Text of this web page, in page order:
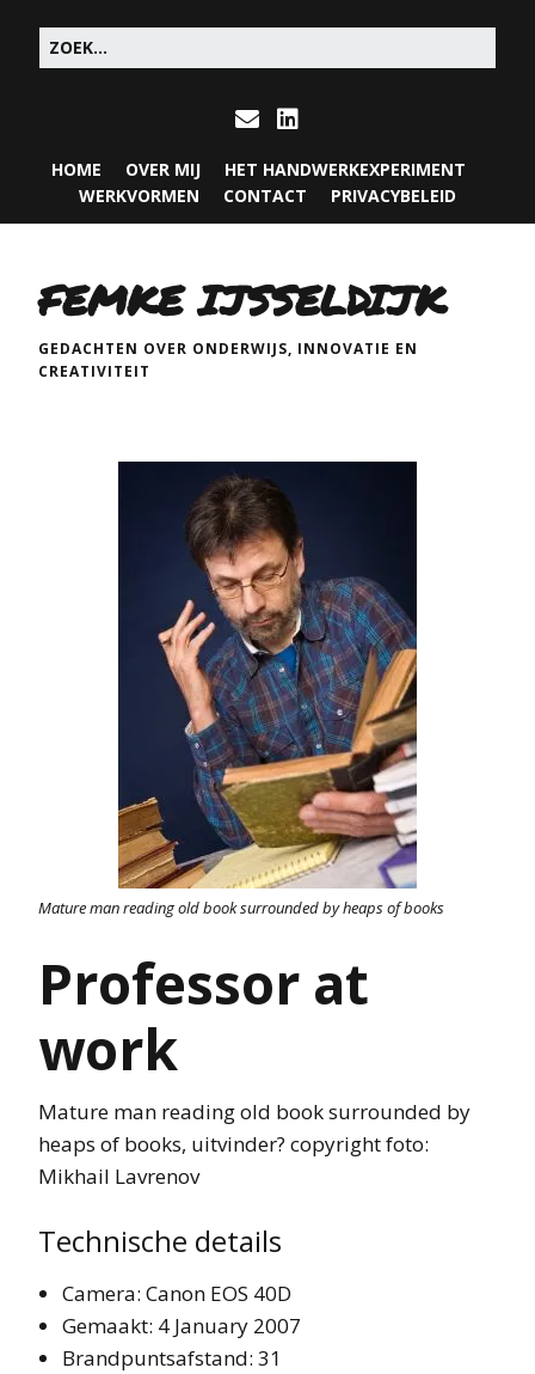
HOME OVER MIJ
HET HANDWERKEXPERIMENT
WERKVORMEN
CONTACT PRIVACYBELEID
FEMKE IJSSELDIJK
GEDACHTEN OVER ONDERWIJS, INNOVATIE EN
CREATIVITEIT
Mature man reading old book surrounded by heaps of books
Professor at
work
Mature man reading old book surrounded by
heaps of books, uitvinder? copyright foto:
Mikhail Lavrenov
Technische details
Camera: Canon EOS 40D
Gemaakt: 4 January 2007
Brandpuntsafstand: 31